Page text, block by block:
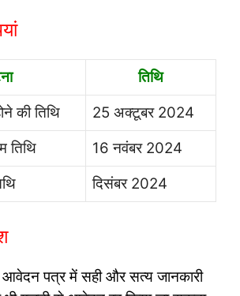
तिथि
की तिथि
25 अक्टूबर 2024
तिथि
16 नवंबर 2024
दिसंबर 2024
आवेदन पत्र में सही और सत्य जानकारी